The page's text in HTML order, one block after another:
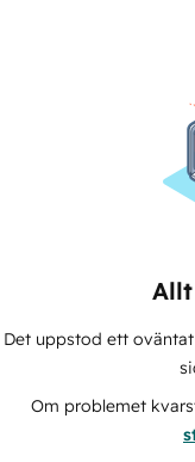
Det uppstod ett
Om problemet